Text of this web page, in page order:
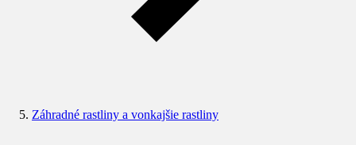
Záhradné rastliny a vonkajšie rastliny